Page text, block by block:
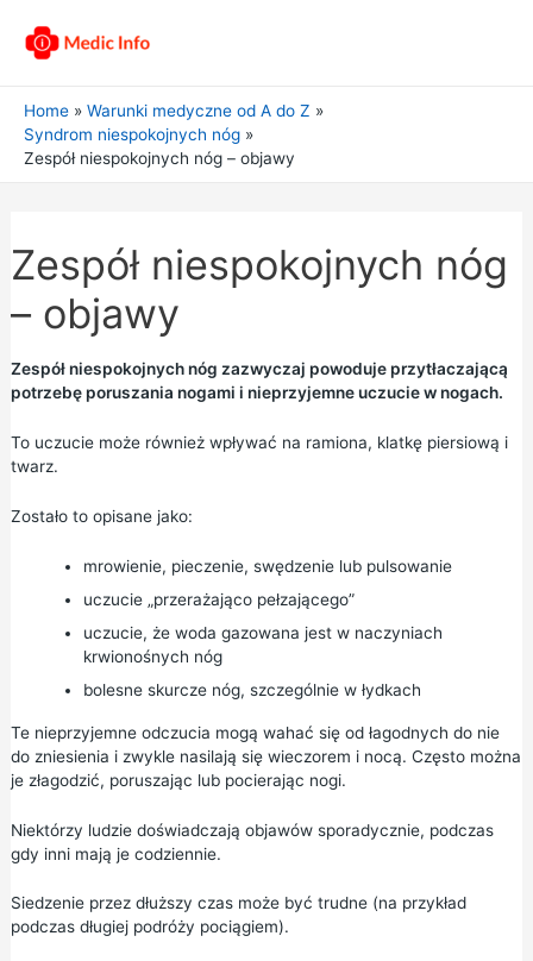
Home
Warunki medyczne od A do Z
Syndrom niespokojnych nóg
Zespół niespokojnych nóg – objawy
Zespół niespokojnych nóg
– objawy
Zespół niespokojnych nóg zazwyczaj powoduje przytłaczającą
potrzebę poruszania nogami i nieprzyjemne uczucie w nogach.
To uczucie może również wpływać na ramiona, klatkę piersiową i
twarz.
Zostało to opisane jako:
mrowienie, pieczenie, swędzenie lub pulsowanie
uczucie „przerażająco pełzającego”
uczucie, że woda gazowana jest w naczyniach
krwionośnych nóg
bolesne skurcze nóg, szczególnie w łydkach
Te nieprzyjemne odczucia mogą wahać się od łagodnych do nie
do zniesienia i zwykle nasilają się wieczorem i nocą. Często można
je złagodzić, poruszając lub pocierając nogi.
Niektórzy ludzie doświadczają objawów sporadycznie, podczas
gdy inni mają je codziennie.
Siedzenie przez dłuższy czas może być trudne (na przykład
podczas długiej podróży pociągiem).